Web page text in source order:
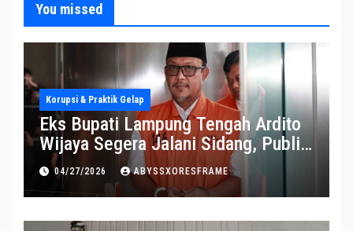
You missed
Korupsi & Praktik Gelap
Eks Bupati Lampung Tengah Ardito
Wijaya Segera Jalani Sidang, Publik
Soroti Perkembangannya
04/27/2026 ABYSSXORESFRAME